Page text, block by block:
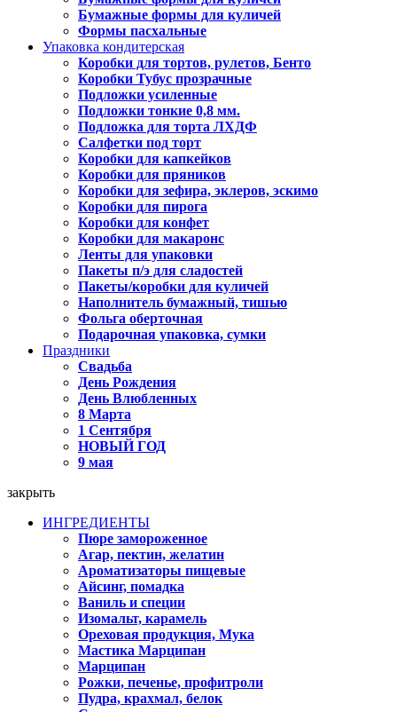
Бумажные формы для куличей
Формы пасхальные
Упаковка кондитерская
Коробки для тортов, рулетов, Бенто
Коробки Тубус прозрачные
Подложки усиленные
Подложки тонкие 0,8 мм.
Подложка для торта ЛХДФ
Салфетки под торт
Коробки для капкейков
Коробки для пряников
Коробки для зефира, эклеров, эскимо
Коробки для пирога
Коробки для конфет
Коробки для макаронс
Ленты для упаковки
Пакеты п/э для сладостей
Пакеты/коробки для куличей
Наполнитель бумажный, тишью
Фольга оберточная
Подарочная упаковка, сумки
Праздники
Свадьба
День Рождения
День Влюбленных
8 Марта
1 Сентября
НОВЫЙ ГОД
9 мая
закрыть
ИНГРЕДИЕНТЫ
Пюре замороженное
Агар, пектин, желатин
Ароматизаторы пищевые
Айсинг, помадка
Ваниль и специи
Изомальт, карамель
Ореховая продукция, Мука
Мастика Марципан
Марципан
Рожки, печенье, профитроли
Пудра, крахмал, белок